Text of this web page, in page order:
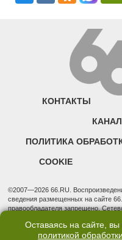
КОНТАКТЫ
КАНАЛ
ПОЛИТИКА
COOKIE
©2007—2026 66.RU.
сведения размещенных на сайте
правообладателя запрещено.
надзору в сфере связи,
(Роскомнадзор).
Оставаясь на сайте, вы
политикой